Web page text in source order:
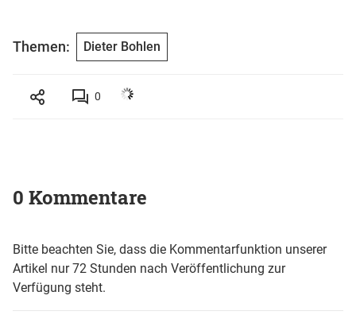
Themen: Dieter Bohlen
0
0 Kommentare
Bitte beachten Sie, dass die Kommentarfunktion unserer
Artikel nur 72 Stunden nach Veröffentlichung zur
Verfügung steht.